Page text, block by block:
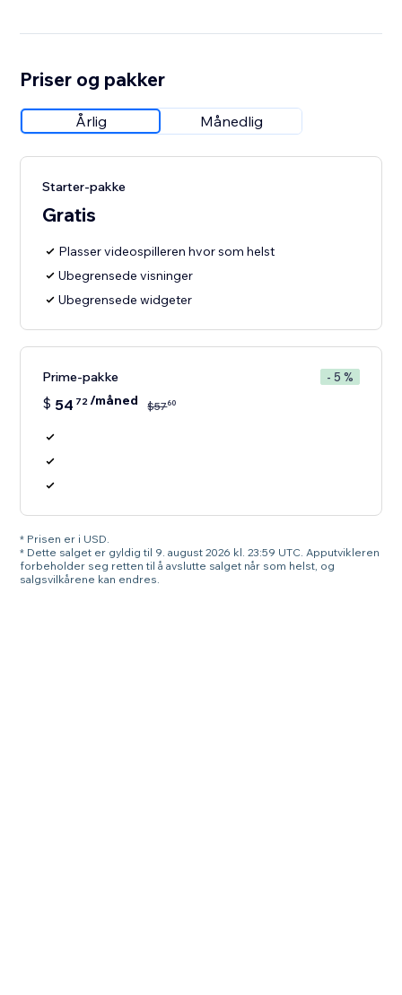
Priser og pakker
Årlig Månedlig
Starter-pakke
Gratis
Plasser videospilleren hvor som helst
Ubegrensede visninger
Ubegrensede widgeter
Prime-pakke - 5 %
$ 54 72/måned $5760
* Prisen er i USD.
* Dette salget er gyldig til 9. august 2026 kl. 23:59 UTC. Apputvikleren
forbeholder seg retten til å avslutte salget når som helst, og
salgsvilkårene kan endres.